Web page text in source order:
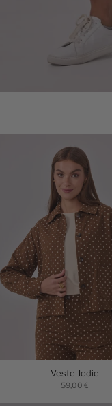
Veste Jodie
59,00 €